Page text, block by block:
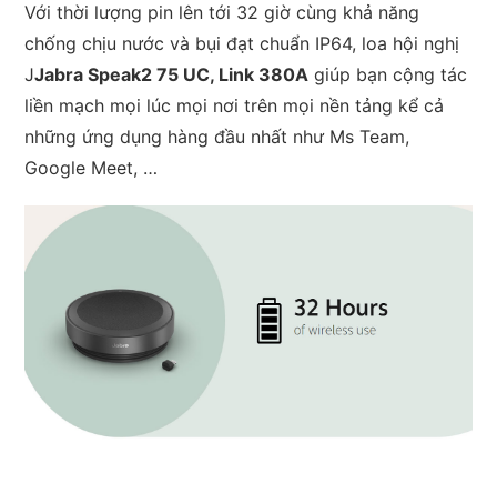
Với thời lượng pin lên tới 32 giờ cùng khả năng
chống chịu nước và bụi đạt chuẩn IP64, loa hội nghị
JJabra Speak2 75 UC, Link 380A giúp bạn cộng tác
liền mạch mọi lúc mọi nơi trên mọi nền tảng kể cả
những ứng dụng hàng đầu nhất như Ms Team,
Google Meet, …